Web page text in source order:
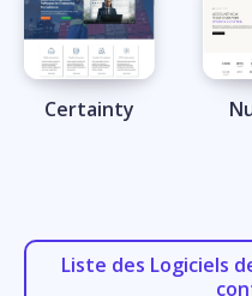
Certainty
Liste des Logiciels